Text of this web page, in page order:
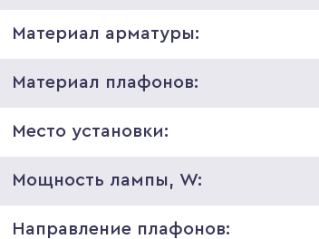
Материал арматуры:
Материал плафонов:
Место установки:
Мощность лампы, W:
Направление плафонов: